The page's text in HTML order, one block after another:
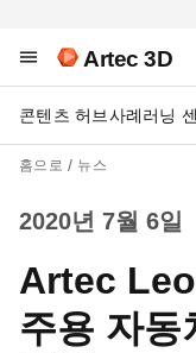
Artec 3D
콘텐츠 허브사례러닝
홈으로 뉴스
2020년 7월 6일
Artec
주용 자동